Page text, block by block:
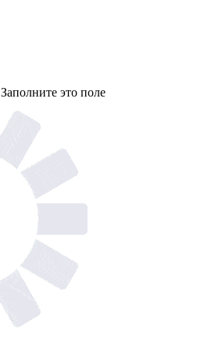
Заполните это поле